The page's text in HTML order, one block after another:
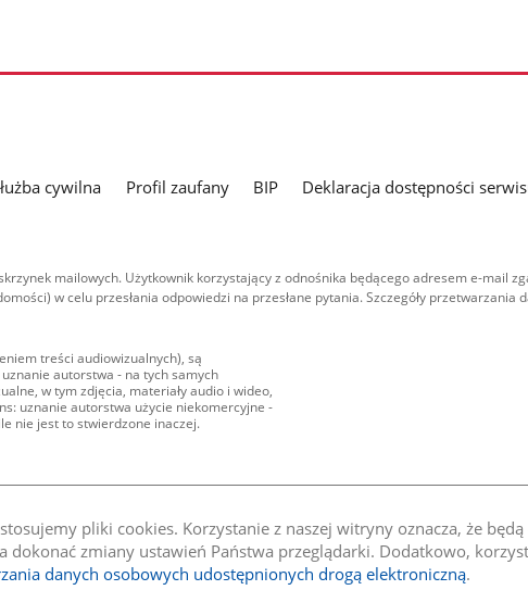
pliki cookies. Korzystanie z naszej witryny oznacza, że będą
dokonać zmiany ustawień Państwa przeglądarki. Dodatkowo,
danych osobowych udostępnionych drogą elektroniczną.
cywilna Profil zaufany BIP
Deklaracja dostępności
mailowych. Użytkownik korzystający z odnośnika będącego adresem e-mail
w celu przesłania odpowiedzi na przesłane pytania. Szczegóły przetwarzania
treści audiowizualnych), są
autorstwa - na tych samych
w tym zdjęcia, materiały audio i wideo,
uznanie autorstwa użycie niekomercyjne -
nie jest to stwierdzone inaczej.